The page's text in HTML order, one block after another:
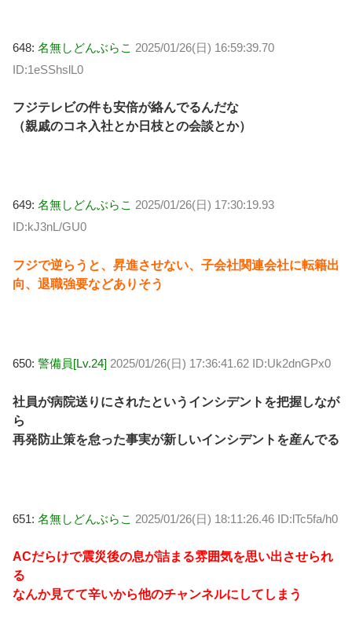
648: 名無しどんぶらこ 2025/01/26(日) 16:59:39.70
ID:1eSShslL0
フジテレビの件も安倍が絡んでるんだな
（親戚のコネ入社とか日枝との会談とか）
649: 名無しどんぶらこ 2025/01/26(日) 17:30:19.93
ID:kJ3nL/GU0
フジで逆らうと、昇進させない、子会社関連会社に転籍出
向、退職強要などありそう
650: 警備員[Lv.24] 2025/01/26(日) 17:36:41.62 ID:Uk2dnGPx0
社員が病院送りにされたというインシデントを把握しなが
ら
再発防止策を怠った事実が新しいインシデントを産んでる
651: 名無しどんぶらこ 2025/01/26(日) 18:11:26.46 ID:lTc5fa/h0
ACだらけで震災後の息が詰まる雰囲気を思い出させられ
る
なんか見てて辛いから他のチャンネルにしてしまう